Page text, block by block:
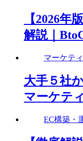
【2026年
解説｜
マーケテ
大手５社
マーケテ
EC構築・